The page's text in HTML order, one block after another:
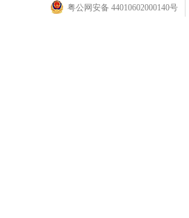
粤公网安备 44010602000140号